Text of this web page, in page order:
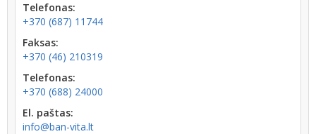
Telefonas:
+370 (687) 11744
Faksas:
+370 (46) 210319
Telefonas:
+370 (688) 24000
El. paštas:
info@ban-vita.lt